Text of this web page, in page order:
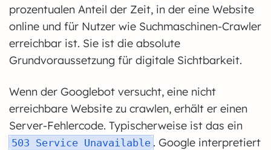
prozentualen Anteil der Zeit, in der eine Website
online und für Nutzer wie Suchmaschinen-Crawler
erreichbar ist. Sie ist die absolute
Grundvoraussetzung für digitale Sichtbarkeit.
Wenn der Googlebot versucht, eine nicht
erreichbare Website zu crawlen, erhält er einen
Server-Fehlercode. Typischerweise ist das ein
503 Service Unavailable . Google interpretiert